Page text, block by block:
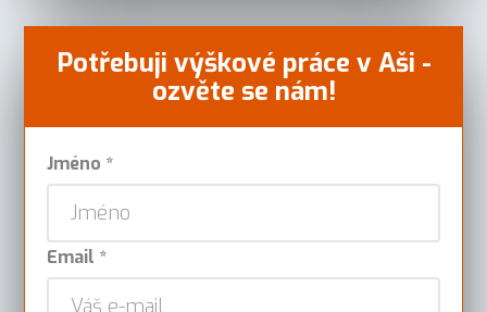
Potřebuji výškové práce v Aši -
ozvěte se nám!
Jméno *
Email *